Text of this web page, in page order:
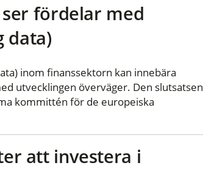
fördelar med
data)
inom finanssektorn kan innebära
utvecklingen överväger. Den slutsatsen
kommittén för de europeiska
att investera i